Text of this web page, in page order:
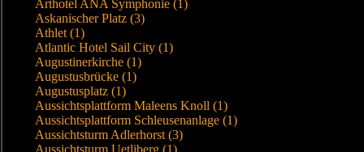
Arthotel ANA Symphonie (1)
Askanischer Platz (3)
Athlet (1)
Atlantic Hotel Sail City (1)
Augustinerkirche (1)
Augustusbrücke (1)
Augustusplatz (1)
Aussichtsplattform Maleens Knoll (1)
Aussichtsplattform Schleusenanlage (1)
Aussichtsturm Adlerhorst (3)
Aussichtsturm Uetliberg (1)